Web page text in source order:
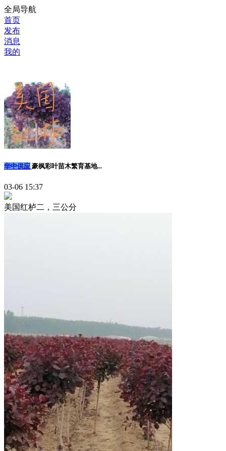
全局导航
首页
发布
消息
我的
华中供应 豪枫彩叶苗木繁育基地...
03-06 15:37
美国红栌二，三公分